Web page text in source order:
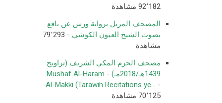
92٬182 مشاهدة
المصحف المرتل برواية ورش عن نافع
بصوت الشيخ العيون الكوشي
- 79٬293
مشاهدة
مصحف الحرم المكي الشريف (تراويح
1439هـ/2018مـ) - Mushaf Al-Haram
Al-Makki (Tarawih Recitations ye... -
70٬125 مشاهدة